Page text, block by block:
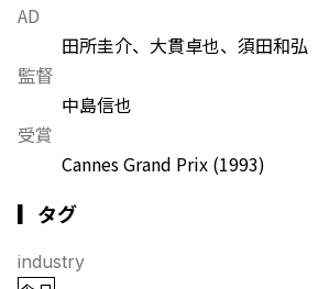
AD
田所圭介、大貫卓也、須田和弘
監督
中島信也
受賞
Cannes Grand Prix (1993)
▎タグ
industry